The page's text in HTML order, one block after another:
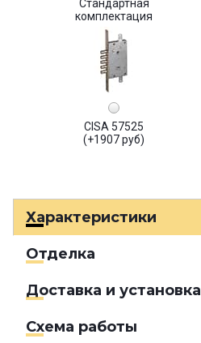
Стандартная
комплектация
CISA 57525
(+1907 руб)
Характеристики
Отделка
Доставка и установка
Схема работы